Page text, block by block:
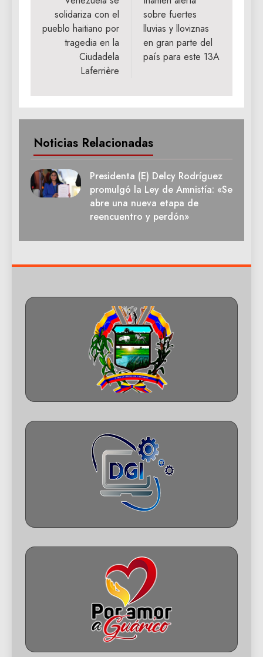
entradas
solidariza con el
pueblo haitiano por
tragedia en la
Ciudadela
Laferrière
sobre fuertes
lluvias y lloviznas
en gran parte del
país para este 13A
Noticias Relacionadas
Presidenta (E) Delcy Rodríguez
promulgó la Ley de Amnistía: «Se
abre una nueva etapa de
reencuentro y perdón»